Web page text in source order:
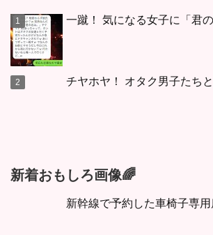
一蹴！ 気になる女子に「君
チヤホヤ！ オタク男子たち
新着おもしろ画像🌈
新幹線で予約した車椅子専用